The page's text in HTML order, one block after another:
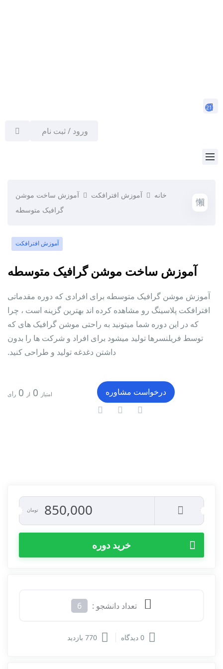
21
ورود / ثبت نام
خانه آموزش افترافکت
آموزش ساخت موشن
گرافیک متوسطه
آموزش افترافکت
آموزش ساخت موشن گرافیک متوسطه
آموزش موشن گرافیک متوسطه برای افرادی که دوره مقدماتی
افترافکت پلاسینگ رو مشاهده کرده اند بهترین گزینه است ، چرا
که در این دوره شما میتونید به راحتی موشن گرافیک های که
توسط فریلنسرها تولید میشود برای افراد و شرکت ها را بدون
داشتن دغدغه تولید و طراحی کنید.
درخواست مشاوره امتیاز 0 از 0 رأی
850,000 تومان
خرید دوره
تعداد دانشجو : 6